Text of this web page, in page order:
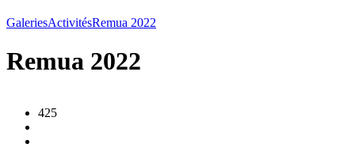
GaleriesActivitésRemua 2022
Remua 2022
425